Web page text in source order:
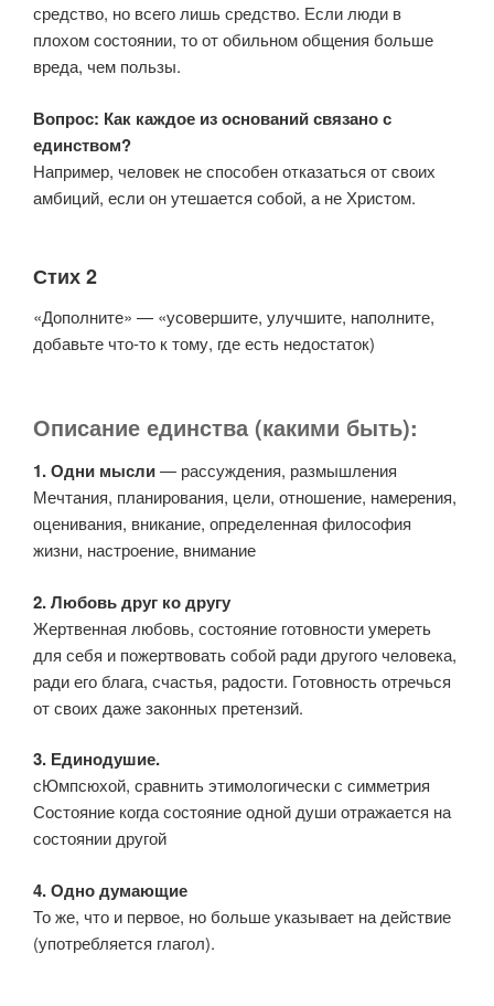
средство, но всего лишь средство. Если люди в
плохом состоянии, то от обильном общения больше
вреда, чем пользы.
Вопрос: Как каждое из оснований связано с
единством?
Например, человек не способен отказаться от своих
амбиций, если он утешается собой, а не Христом.
Стих 2
«Дополните» — «усовершите, улучшите, наполните,
добавьте что-то к тому, где есть недостаток)
Описание единства (какими быть):
1. Одни мысли— рассуждения, размышления
Мечтания, планирования, цели, отношение, намерения,
оценивания, вникание, определенная философия
жизни, настроение, внимание
2. Любовь друг ко другу
Жертвенная любовь, состояние готовности умереть
для себя и пожертвовать собой ради другого человека,
ради его блага, счастья, радости. Готовность отречься
от своих даже законных претензий.
3. Единодушие.
сЮмпсюхой, сравнить этимологически с симметрия
Состояние когда состояние одной души отражается на
состоянии другой
4. Одно думающие
То же, что и первое, но больше указывает на действие
(употребляется глагол).